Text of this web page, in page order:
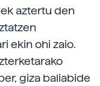
aztertu den
ekin ohi zaio.
giza baliabide